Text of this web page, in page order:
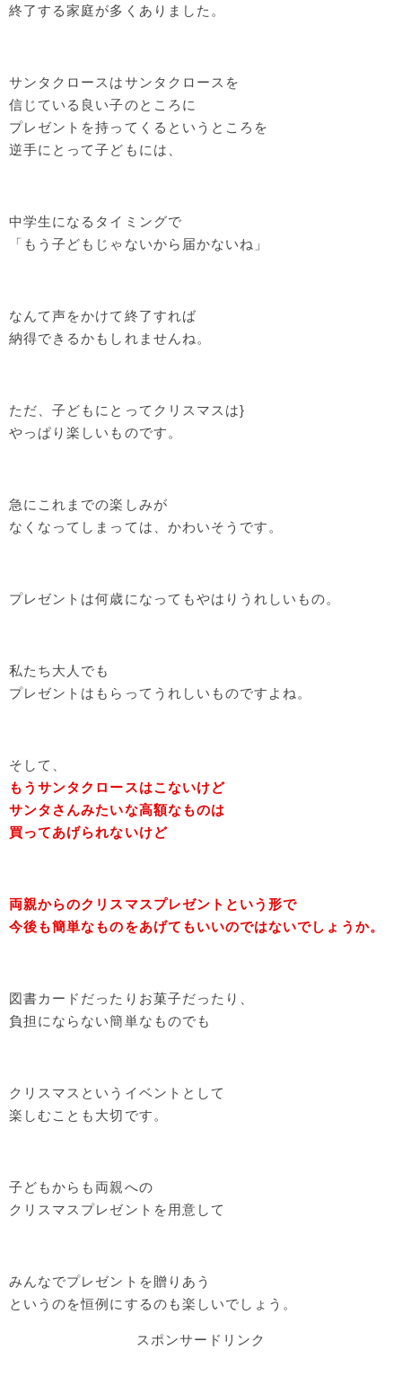
終了する家庭が多くありました。
サンタクロースはサンタクロースを
信じている良い子のところに
プレゼントを持ってくるというところを
逆手にとって子どもには、
中学生になるタイミングで
「もう子どもじゃないから届かないね」
なんて声をかけて終了すれば
納得できるかもしれませんね。
ただ、子どもにとってクリスマスは}
やっぱり楽しいものです。
急にこれまでの楽しみが
なくなってしまっては、かわいそうです。
プレゼントは何歳になってもやはりうれしいもの。
私たち大人でも
プレゼントはもらってうれしいものですよね。
そして、
もうサンタクロースはこないけど
サンタさんみたいな高額なものは
買ってあげられないけど
両親からのクリスマスプレゼントという形で
今後も簡単なものをあげてもいいのではないでしょうか。
図書カードだったりお菓子だったり、
負担にならない簡単なものでも
クリスマスというイベントとして
楽しむことも大切です。
子どもからも両親への
クリスマスプレゼントを用意して
みんなでプレゼントを贈りあう
というのを恒例にするのも楽しいでしょう。
スポンサードリンク